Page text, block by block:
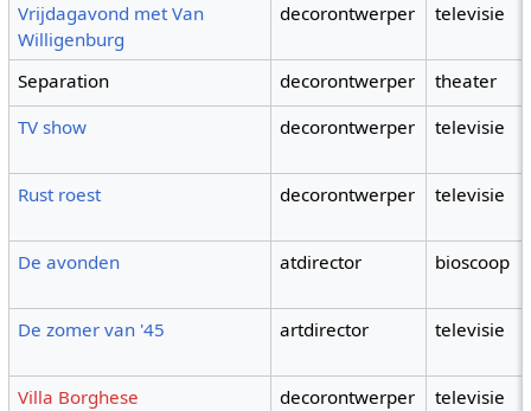
Vrijdagavond met Van
Willigenburg
decorontwerper televisie
Separation decorontwerper
theater
TV show
decorontwerper televisie
Rust roest decorontwerper televisie
De avonden atdirector bioscoop
De zomer van '45 artdirector televisie
Villa Borghese decorontwerper televisie